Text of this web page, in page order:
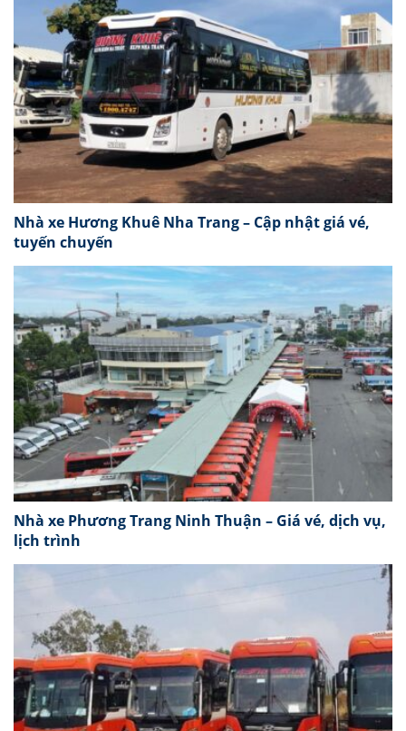
Nhà xe Hương Khuê Nha Trang – Cập nhật giá vé,
tuyến chuyến
Nhà xe Phương Trang Ninh Thuận – Giá vé, dịch vụ,
lịch trình